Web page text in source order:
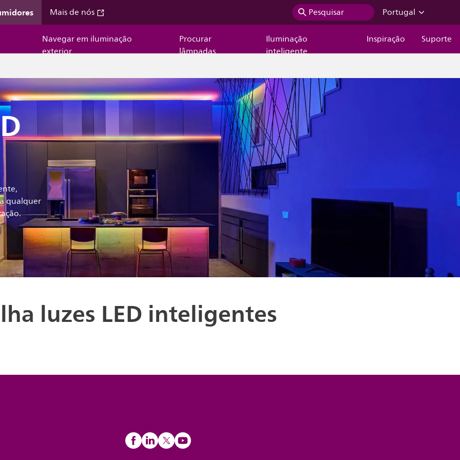
Mais de nós Pesquisar
Portugal
Navegar em iluminação
exterior
Procurar
lâmpadas
Iluminação
inteligente
Inspiração Suporte
qualquer
luzes LED inteligentes